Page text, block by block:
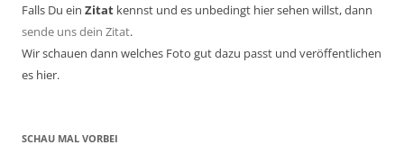
Falls Du ein Zitat kennst und es unbedingt hier sehen willst, dann
sende uns dein Zitat.
Wir schauen dann welches Foto gut dazu passt und veröffentlichen
es hier.
SCHAU MAL VORBEI